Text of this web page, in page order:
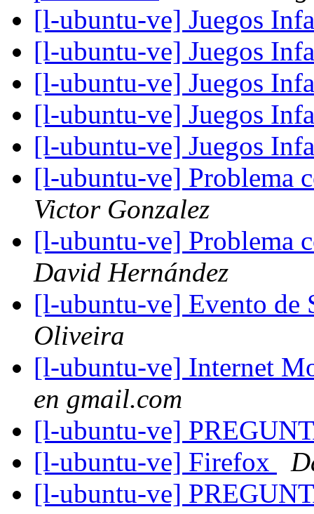
[l-ubuntu-ve] Juegos
[l-ubuntu-ve] Juegos
[l-ubuntu-ve] Juegos
[l-ubuntu-ve] Juegos
[l-ubuntu-ve] Juegos
[l-ubuntu-ve] Problema
Victor Gonzalez
[l-ubuntu-ve] Problema
David Hernández
[l-ubuntu-ve] Evento de
Oliveira
[l-ubuntu-ve] Internet
en gmail.com
[l-ubuntu-ve]
[l-ubuntu-ve] Firefox
[l-ubuntu-ve]